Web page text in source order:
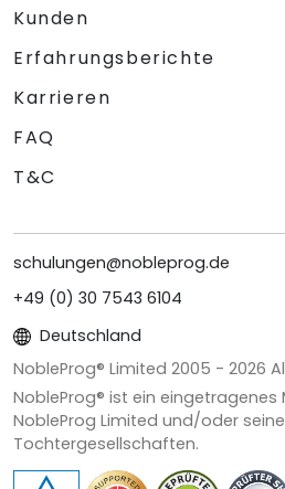
Kunden
Erfahrungsberichte
Karrieren
FAQ
T&C
schulungen@nobleprog.de
+49 (0) 30 7543 6104
Deutschland
NobleProg® Limited 2005 - 2026
NobleProg® ist ein eingetragenes
NobleProg Limited und/oder
Tochtergesellschaften.